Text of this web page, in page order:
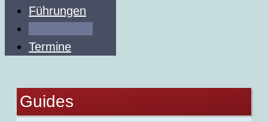
Führungen
Termine
Guides